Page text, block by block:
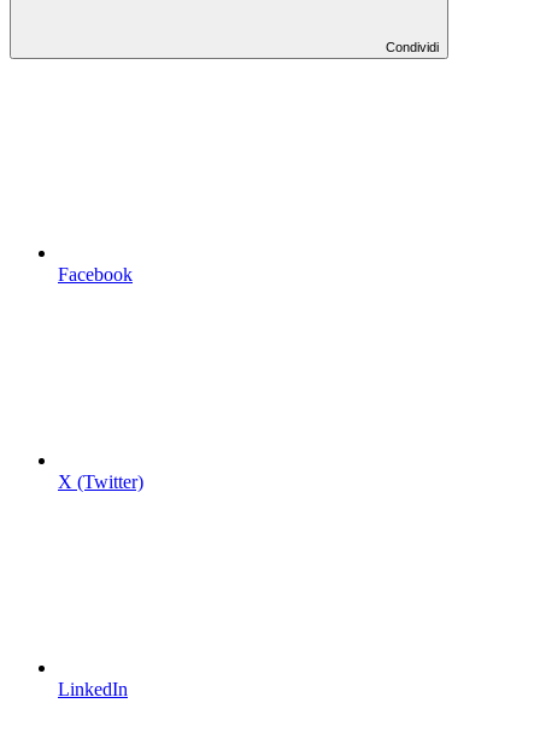
Condividi
Facebook
X (Twitter)
LinkedIn